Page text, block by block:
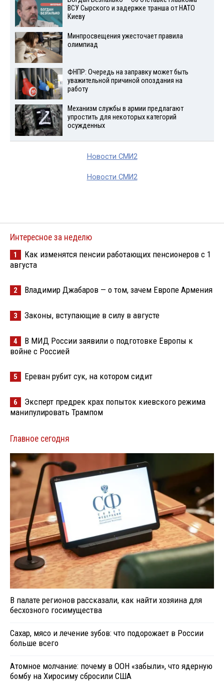
ВСУ Сырского и задержке транша от НАТО
Киеву
Минпросвещения ужесточает правила
олимпиад
ФНПР: Очередь на заправку может быть
уважительной причиной опоздания на
работу
Механизм службы в армии предлагают
упростить для некоторых категорий
осужденных
Новости СМИ2
Новости СМИ2
Интересное за неделю
1
Как изменятся пенсии работающих пенсионеров с 1
августа
2 Владимир Джабаров — о том, зачем Европе Армения
3 Законы, вступающие в силу в августе
4
В МИД России заявили о подготовке Европы к
войне с Россией
5 Ереван рубит сук, на котором сидит
6
Эксперт предрек крах попыток киевского режима
манипулировать Трампом
Главное сегодня
В палате регионов рассказали, как найти хозяина для
бесхозного госимущества
Сахар, мясо и лечение зубов: что подорожает в России
больше всего
Атомное молчание: почему в ООН «забыли», что ядерную
бомбу на Хиросиму сбросили США